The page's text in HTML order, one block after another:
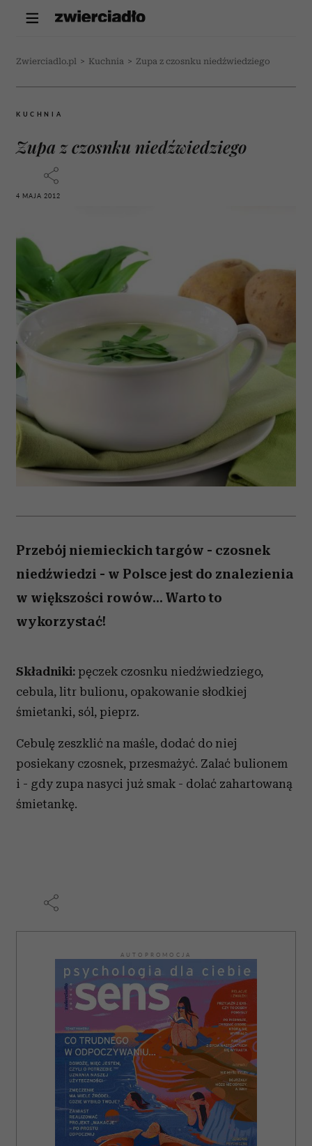
Zwierciadlo.pl > Kuchnia > Zupa z czosnku niedźwiedziego
KUCHNIA
Zupa z czosnku niedźwiedziego
4 MAJA 2012
Przebój niemieckich targów - czosnek
niedźwiedzi - w Polsce jest do znalezienia
w większości rowów... Warto to
wykorzystać!
Składniki: pęczek czosnku niedźwiedziego,
cebula, litr bulionu, opakowanie słodkiej
śmietanki, sól, pieprz.
Cebulę zeszklić na maśle, dodać do niej
posiekany czosnek, przesmażyć. Zalać bulionem
i - gdy zupa nasyci już smak - dolać zahartowaną
śmietankę.
AUTOPROMOCJA